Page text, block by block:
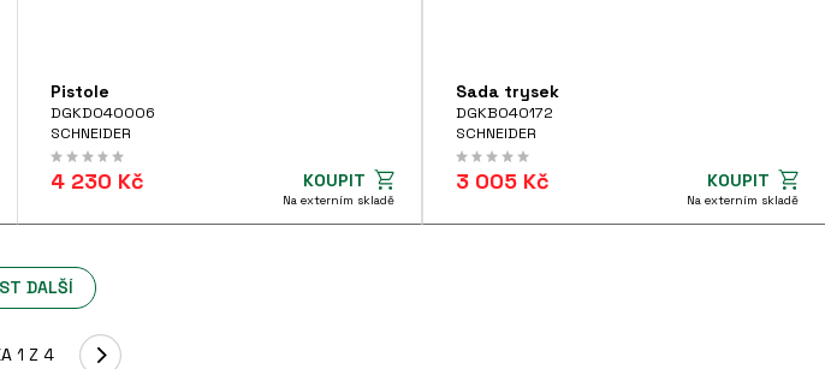
Pistole
DGKD040006
SCHNEIDER
4 230 Kč KOUPIT
Na externím skladě
Sada trysek
DGKB040172
SCHNEIDER
3 005 Kč KOUPIT
Na externím skladě
DALŠÍ
1 Z 4